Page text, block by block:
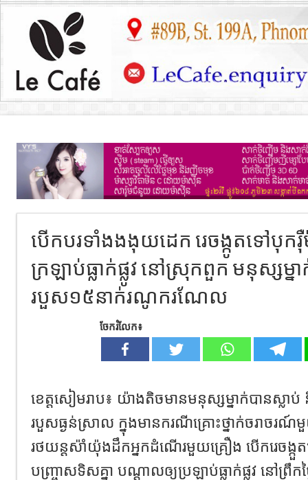
បើកបរទាំងងងុយដេក រេចង្កូតទៅបុ
ក្រឡាប់ធ្លាក់ផ្លូវ នៅស្រុកពួក មនុស្សម្ន
របួស១៥នាក់រណូករណែល
ចែករំលែក៖
ខេត្តសៀមរាប៖ យ៉ាងតិចមានមនុស្សម្នាក់បានស្លា
របួសធ្ងន់ស្រាល ក្នុងមានករណីគ្រោះថ្នាក់ចរាចរ
រថយន្ដស៉ាំយ៉ុងដឹកអ្នកដំណើរមួយគ្រឿង បើករេចង្
បញ្ច្រាសទិសគ្នា បណ្ដាលឲ្យប្រឡាប់ធ្លាក់ផ្លូវ នៅព្រឹក